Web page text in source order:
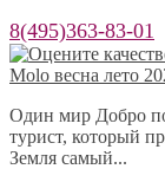
8(495)363-83-01
Molo весна лето
Один мир Добро
турист, который
Земля самый...